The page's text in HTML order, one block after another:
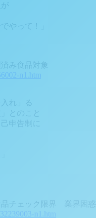
やって！」
み食品対象
n1.htm
れ」る
とのこと
申告制に
品チェック限界 業界困惑
n1.htm